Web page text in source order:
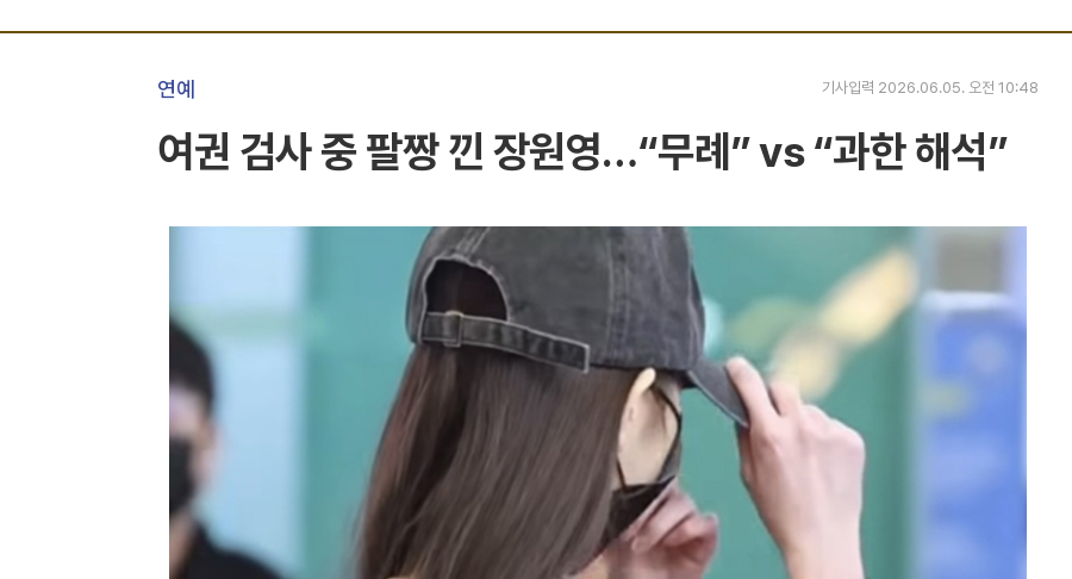
연예
여권 검사 중 팔짱 낀 장원영…“무례” vs “과한 해석”
기사입력 2026.06.05. 오전 10:48